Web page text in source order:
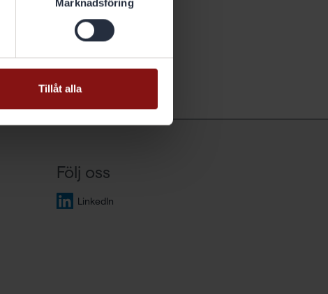
Marknadsföring
Tillåt alla
Följ oss
LinkedIn